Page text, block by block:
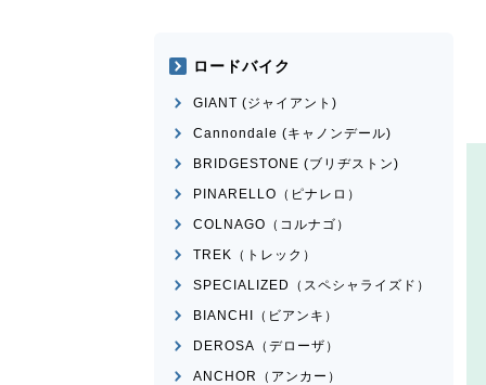
ロードバイク
GIANT (ジャイアント)
Cannondale (キャノンデール)
BRIDGESTONE (ブリヂストン)
PINARELLO（ピナレロ）
COLNAGO（コルナゴ）
TREK（トレック）
SPECIALIZED（スペシャライズド）
BIANCHI（ビアンキ）
DEROSA（デローザ）
ANCHOR（アンカー）